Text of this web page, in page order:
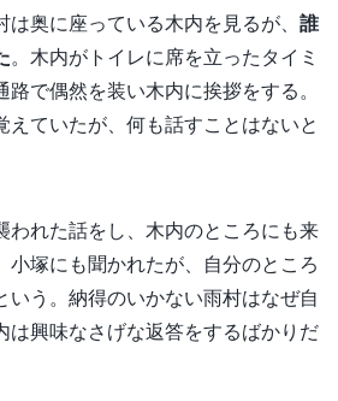
は奥に座っている木内を見るが、 誰
。木内がトイレに席を立ったタイミ
路で偶然を装い木内に挨拶をする。
えていたが、何も話すことはないと
われた話をし、木内のところにも来
小塚にも聞かれたが、自分のところ
いう。納得のいかない雨村はなぜ自
は興味なさげな返答をするばかりだ